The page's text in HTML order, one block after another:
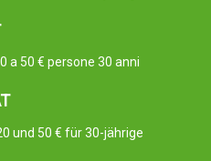
a 50 € persone 30 anni
und 50 € für 30-jährige